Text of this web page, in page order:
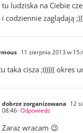
tu ludziska na Ciebie
i codziennie zaglądają
11 sierpnia 2013 w
taka cisza ;(((((( okres
dobrze zorganizowana 12
08:46- Odpowiedz
Zaraz wracam 😉